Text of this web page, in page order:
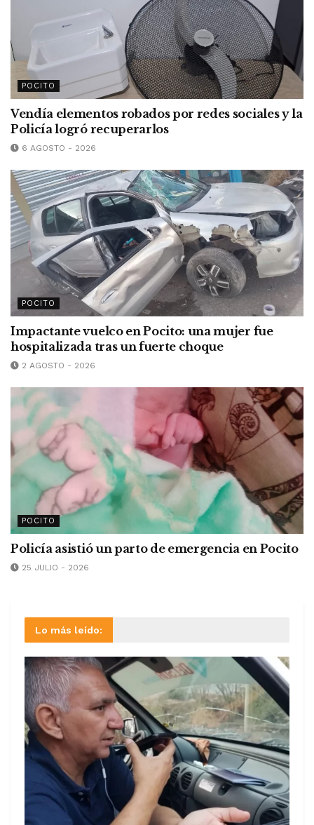
POCITO
Vendía elementos robados por redes sociales y la
Policía logró recuperarlos
6 AGOSTO - 2026
POCITO
Impactante vuelco en Pocito: una mujer fue
hospitalizada tras un fuerte choque
2 AGOSTO - 2026
POCITO
Policía asistió un parto de emergencia en Pocito
25 JULIO - 2026
Lo más leído: